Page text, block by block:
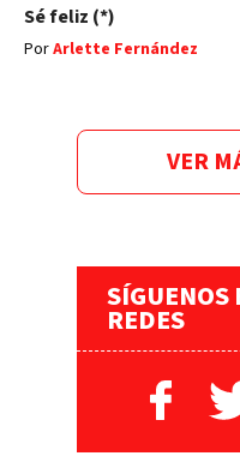
Sé feliz (*)
PorArlette Fernández
VER
SÍGUENOS
REDES